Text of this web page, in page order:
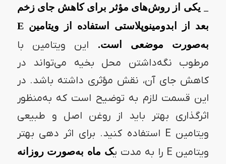
_ یکی از روش‌های مؤثر برای کاهش جای زخم
بعد از ابدومینوپلاستی استفاده از ویتامین E
به‌صورت موضعی است. این ویتامین با
مرطوب نگه‌داشتن محل بخیه می‌تواند در
کاهش جای آن، نقش مؤثری داشته باشد. در
این قسمت لازم به توضیح است که به‌منظور
اثرگذاری بهتر باید از روغن اصل و طبیعی
ویتامین E استفاده کنید. برای اثر دهی بهتر
ویتامین E را به مدت ی
ک ماه به‌صورت روزانه